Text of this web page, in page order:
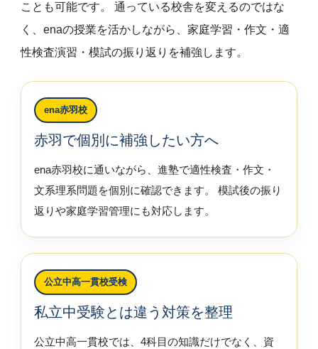
ことも可能です。 通っている校舎を変えるのではな
く、enaの授業を活かしながら、家庭学習・作文・適
性検査演習・模試の振り返りを補強します。
ena赤羽校
赤羽で個別に補強したい方へ
ena赤羽校に通いながら、進塾で適性検査・作文・
文系理系問題を個別に確認できます。 模試後の振り
返りや家庭学習管理にも対応します。
公立中高一貫校受検
私立中受験とは違う対策を整理
公立中高一貫校では、4科目の知識だけでなく、資